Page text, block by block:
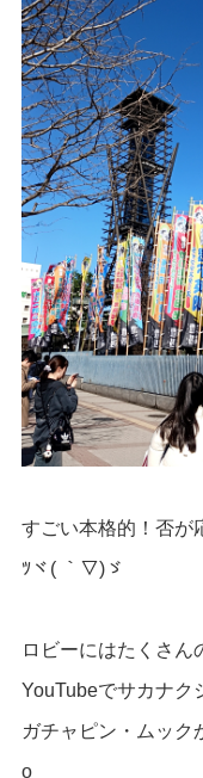
すごい本格的！否が
ﾂヾ( ｀▽)ゞ
ロビーにはたくさん
YouTubeでサカナク
ガチャピン・ムック
o